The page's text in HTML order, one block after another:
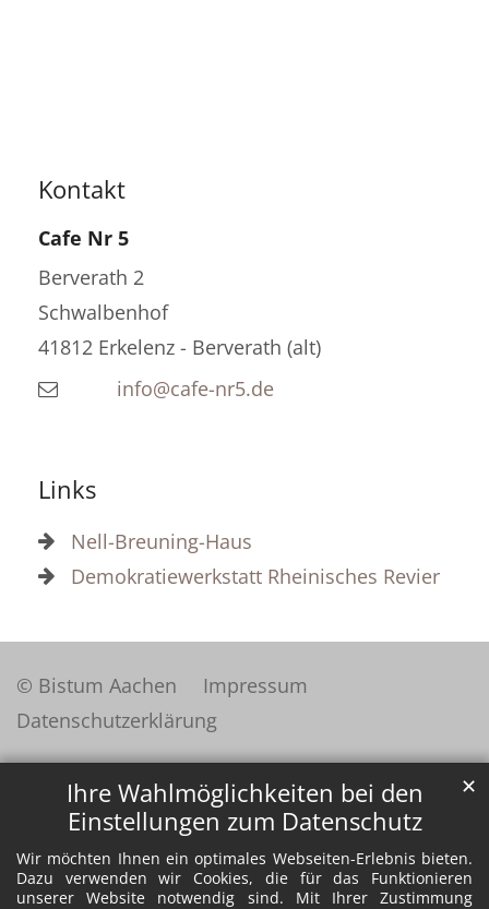
Ihre Wahlmöglichkeiten bei den
Einstellungen zum Datenschutz
Wir möchten Ihnen ein optimales Webseiten-Erlebnis bieten.
Dazu verwenden wir Cookies, die für das Funktionieren
unserer Website notwendig sind. Mit Ihrer Zustimmung
✕
Kontakt
Cafe Nr 5
Berverath 2
Schwalbenhof
41812 Erkelenz - Berverath (alt)
info@cafe-nr5.de
Links
Nell-Breuning-Haus
Demokratiewerkstatt Rheinisches Revier
© Bistum Aachen
Impressum
Datenschutzerklärung